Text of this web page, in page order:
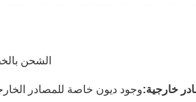
الشحن
وجود ديون خاصة للمصادر